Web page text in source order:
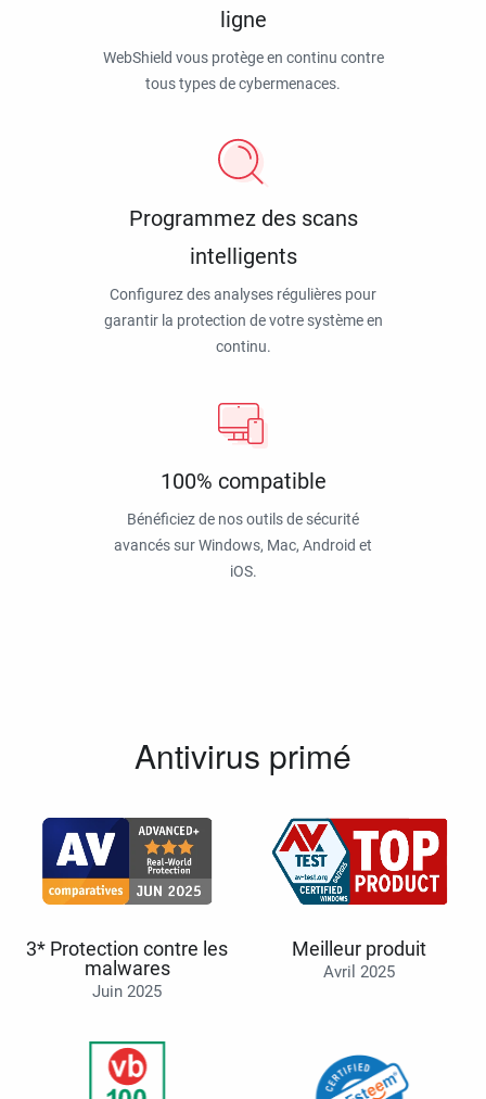
ligne
WebShield vous protège en continu contre
tous types de cybermenaces.
Programmez des scans
intelligents
Configurez des analyses régulières pour
garantir la protection de votre système en
continu.
100% compatible
Bénéficiez de nos outils de sécurité
avancés sur Windows, Mac, Android et
iOS.
Antivirus primé
3* Protection contre les
malwares
Juin 2025
Meilleur produit
Avril 2025